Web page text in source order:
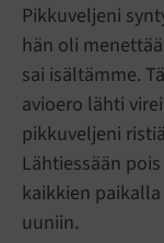
Pikkuveljeni
hän oli
sai isältämme.
avioero lähti
pikkuveljeni
Lähtiessään
kaikkien
uuniin.